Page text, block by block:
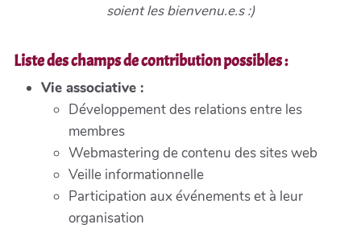
soient les bienvenu.e.s :)
Liste des champs de contribution possibles :
Vie associative :
Développement des relations entre les
membres
Webmastering de contenu des sites web
Veille informationnelle
Participation aux événements et à leur
organisation